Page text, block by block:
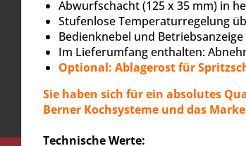
Abwurfschacht (125 x 35 mm) in
Stufenlose Temperaturregelung
Bedienknebel und
Im Lieferumfang enthalten:
Optional: Ablagerost für
Sie haben sich für ein absolutes
Berner Kochsysteme und das
Technische Werte: